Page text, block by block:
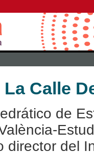
La Calle
de
director del